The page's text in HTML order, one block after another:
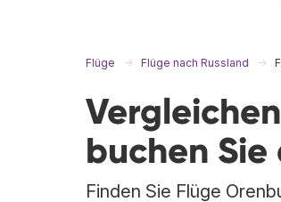
Flüge Flüge nach Russland
buchen
Finden Sie Flüge